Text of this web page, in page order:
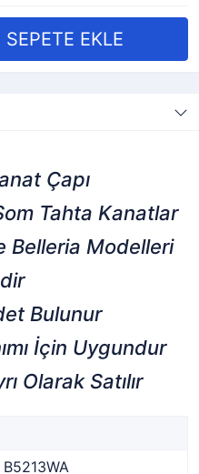
Çapı
Tahta Kanatlar
Belleria Modelleri
Bulunur
İçin Uygundur
Olarak Satılır
B5213WA